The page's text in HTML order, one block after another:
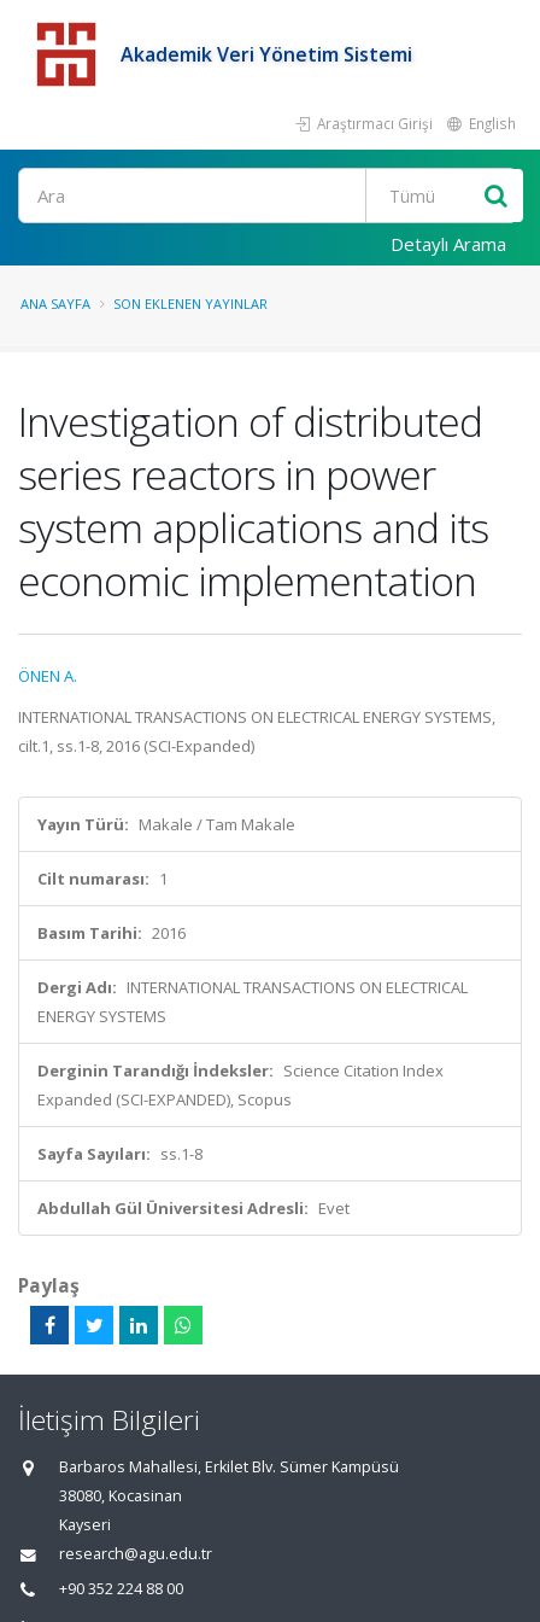
Akademik Veri Yönetim Sistemi
Araştırmacı Girişi English
Detaylı Arama
ANA SAYFA SON EKLENEN YAYINLAR
Investigation of distributed
series reactors in power
system applications and its
economic implementation
ÖNEN A.
INTERNATIONAL TRANSACTIONS ON ELECTRICAL ENERGY SYSTEMS,
cilt.1, ss.1-8, 2016 (SCI-Expanded)
Yayın Türü: Makale / Tam Makale
Cilt numarası: 1
Basım Tarihi: 2016
Dergi Adı: INTERNATIONAL TRANSACTIONS ON ELECTRICAL
ENERGY SYSTEMS
Derginin Tarandığı İndeksler: Science Citation Index
Expanded (SCI-EXPANDED), Scopus
Sayfa Sayıları: ss.1-8
Abdullah Gül Üniversitesi Adresli: Evet
Paylaş
İletişim Bilgileri
Barbaros Mahallesi, Erkilet Blv. Sümer Kampüsü
38080, Kocasinan
Kayseri
research@agu.edu.tr
+90 352 224 88 00